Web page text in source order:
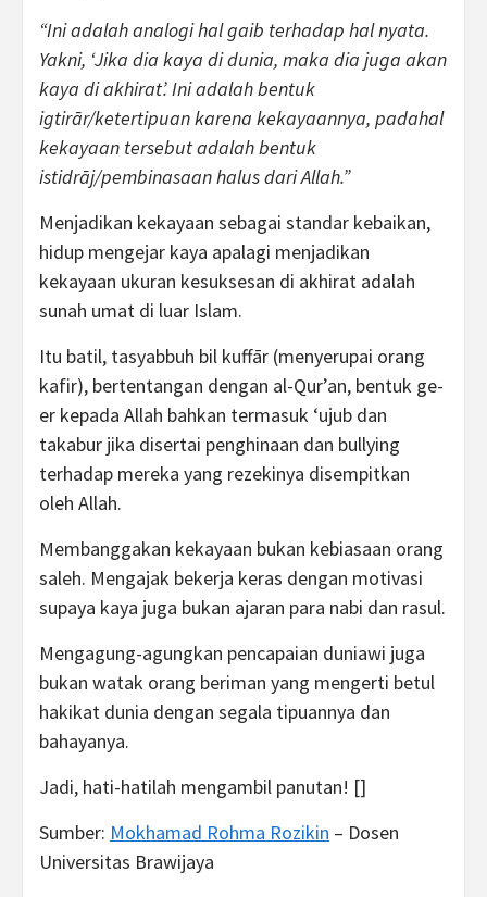
“Ini adalah analogi hal gaib terhadap hal nyata.
Yakni, ‘Jika dia kaya di dunia, maka dia juga akan
kaya di akhirat’. Ini adalah bentuk
igtirār/ketertipuan karena kekayaannya, padahal
kekayaan tersebut adalah bentuk
istidrāj/pembinasaan halus dari Allah.”
Menjadikan kekayaan sebagai standar kebaikan,
hidup mengejar kaya apalagi menjadikan
kekayaan ukuran kesuksesan di akhirat adalah
sunah umat di luar Islam.
Itu batil, tasyabbuh bil kuffār (menyerupai orang
kafir), bertentangan dengan al-Qur’an, bentuk ge-
er kepada Allah bahkan termasuk ‘ujub dan
takabur jika disertai penghinaan dan bullying
terhadap mereka yang rezekinya disempitkan
oleh Allah.
Membanggakan kekayaan bukan kebiasaan orang
saleh. Mengajak bekerja keras dengan motivasi
supaya kaya juga bukan ajaran para nabi dan rasul.
Mengagung-agungkan pencapaian duniawi juga
bukan watak orang beriman yang mengerti betul
hakikat dunia dengan segala tipuannya dan
bahayanya.
Jadi, hati-hatilah mengambil panutan! []
Sumber: Mokhamad Rohma Rozikin – Dosen
Universitas Brawijaya